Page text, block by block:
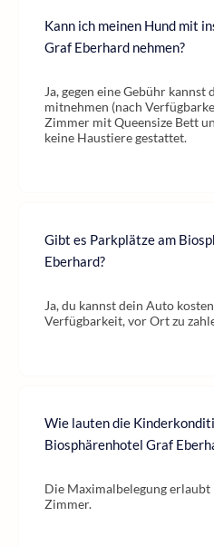
Kann ich meinen Hund mit
Graf Eberhard nehmen?
Ja, gegen eine Gebühr kannst
mitnehmen (nach
Zimmer mit Queensize Bett
keine Haustiere gestattet.
Gibt es Parkplätze am
Eberhard?
Ja, du kannst dein Auto
Verfügbarkeit, vor Ort zu
Wie lauten die
Biosphärenhotel Graf
Die Maximalbelegung erlaubt
Zimmer.